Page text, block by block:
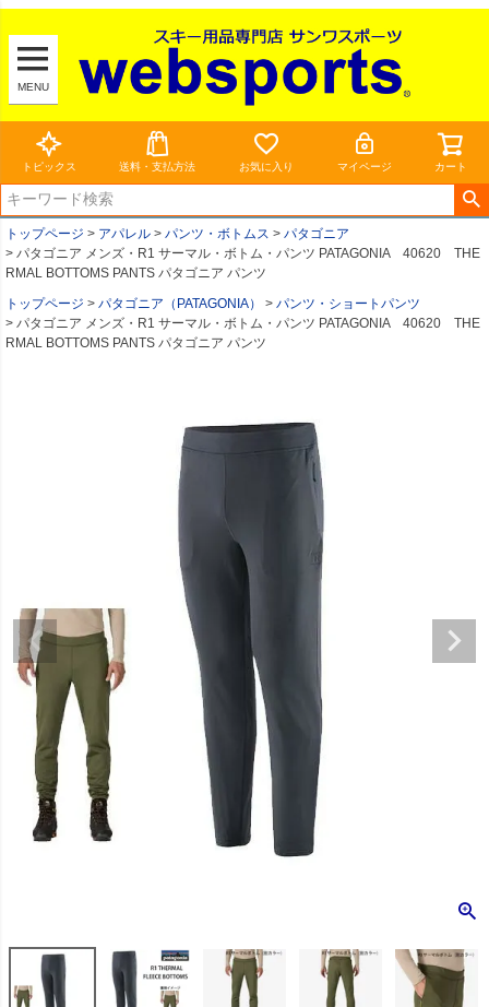
MENU
トピックス 送料・支払方法 お気に入り マイページ カート
トップページ アパレル パンツ・ボトムス
パタゴニア
パタゴニア メンズ・R1 サーマル・ボトム・パンツ PATAGONIA 40620 THE
RMAL BOTTOMS PANTS パタゴニア パンツ
トップページ
パタゴニア（PATAGONIA）
パンツ・ショートパンツ
パタゴニア メンズ・R1 サーマル・ボトム・パンツ PATAGONIA 40620 THE
RMAL BOTTOMS PANTS パタゴニア パンツ